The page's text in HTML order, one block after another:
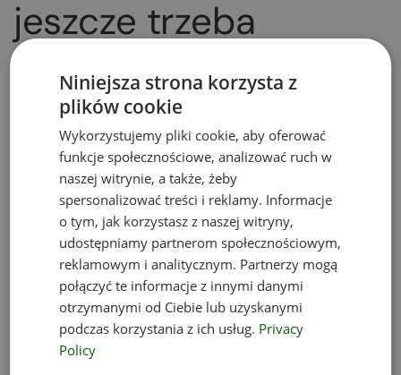
jeszcze trzeba
pamiętać?
Przepisy ustawy o odpadach nie obejmują
materiałów w stanie naturalnym, które
wykorzystano do celów budowlanych (np. piasek).
Odpadów budowlanych nie można uznawać za
komunalne.
Odrębne zasady funkcjonują w kwestii
uznawania podmiotu za wytwórcę odpadów
powstałych w wyniku świadczenia usług
budowlanych (art. 3 ust. 1 pkt 32 ustawy o
odpadach).
Odrębne zasady prowadzenia ewidencji
Niniejsza strona korzysta z
plików cookie
Wykorzystujemy pliki cookie, aby oferować
funkcje społecznościowe, analizować ruch w
naszej witrynie, a także, żeby
spersonalizować treści i reklamy. Informacje
o tym, jak korzystasz z naszej witryny,
udostępniamy partnerom społecznościowym,
reklamowym i analitycznym. Partnerzy mogą
połączyć te informacje z innymi danymi
otrzymanymi od Ciebie lub uzyskanymi
podczas korzystania z ich usług. Privacy
Policy